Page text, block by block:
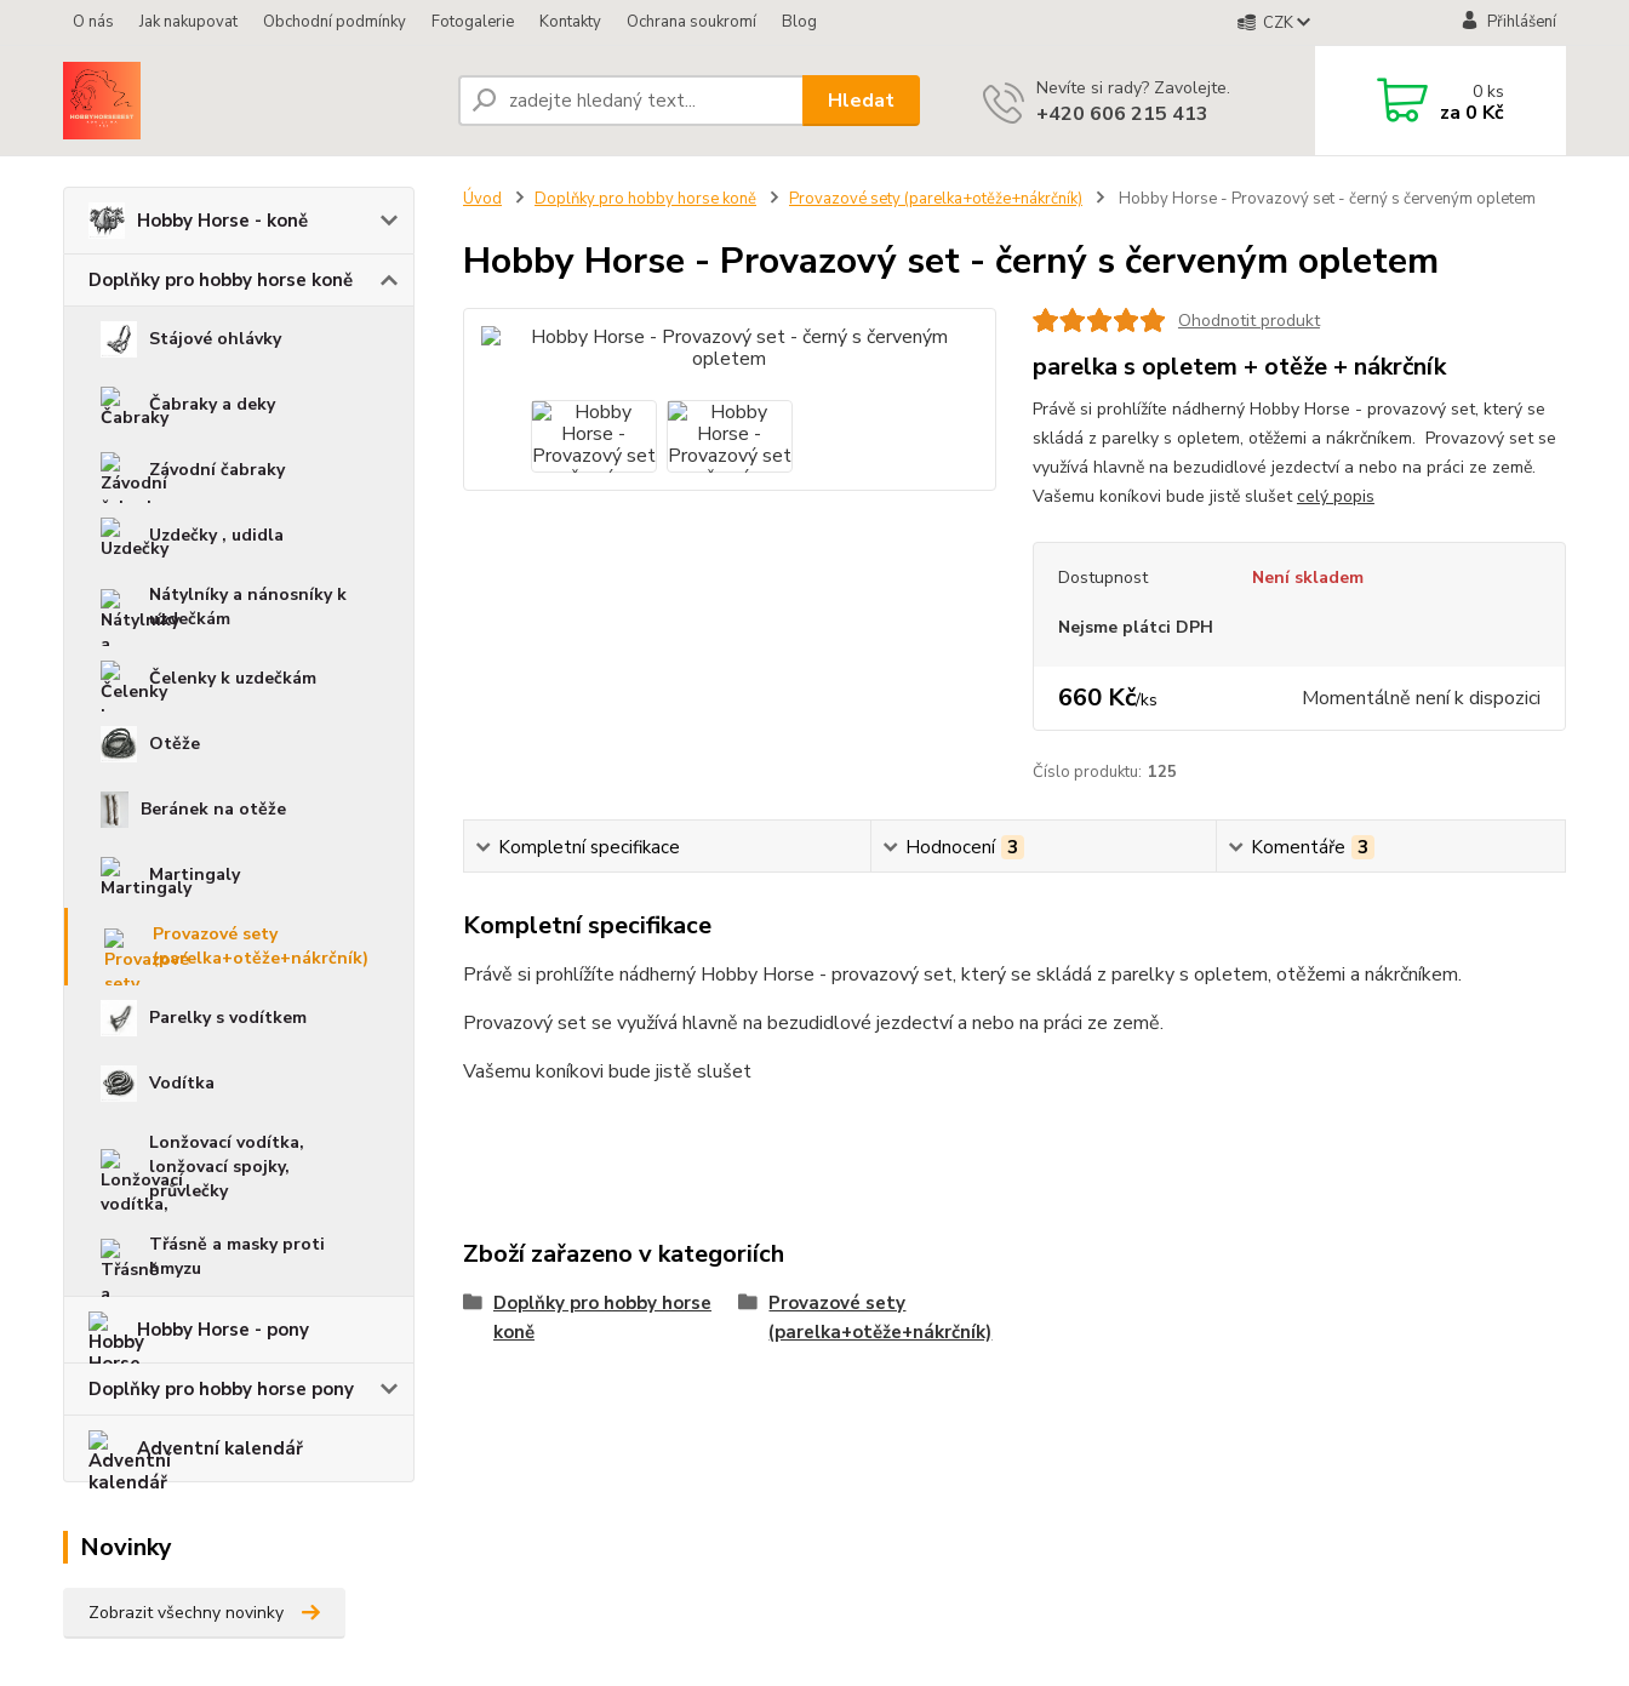
O nás Jak nakupovat Obchodní podmínky Fotogalerie Kontakty Ochrana soukromí Blog CZK Přihlášení
Hledat Nevíte si rady? Zavolejte.
+420 606 215 413
0ks
za 0 Kč
Hobby Horse - koně
Doplňky pro hobby horse koně
Stájové ohlávky
Čabraky a deky
Závodní čabraky
Uzdečky , udidla
Nátylníky a nánosníky k
uzdečkám
Čelenky k uzdečkám
Otěže
Beránek na otěže
Martingaly
Provazové sety
(parelka+otěže+nákrčník)
Parelky s vodítkem
Vodítka
Lonžovací vodítka,
lonžovací spojky,
průvlečky
Třásně a masky proti
hmyzu
Hobby Horse - pony
Doplňky pro hobby horse pony
Adventní kalendář
Novinky
Zobrazit všechny novinky
Úvod Doplňky pro hobby horse koně Provazové sety (parelka+otěže+nákrčník) Hobby Horse - Provazový set - černý s červeným opletem
Hobby Horse - Provazový set - černý s červeným opletem
Ohodnotit produkt
parelka s opletem + otěže + nákrčník
Právě si prohlížíte nádherný Hobby Horse - provazový set, který se
skládá z parelky s opletem, otěžemi a nákrčníkem. Provazový set se
využívá hlavně na bezudidlové jezdectví a nebo na práci ze země.
Vašemu koníkovi bude jistě slušetcelý popis
Dostupnost Není skladem
Nejsme plátci DPH
660 Kč/ks Momentálně není k dispozici
Číslo produktu: 125
Kompletní specifikace Hodnocení 3 Komentáře 3
Kompletní specifikace
Právě si prohlížíte nádherný Hobby Horse - provazový set, který se skládá z parelky s opletem, otěžemi a nákrčníkem.
Provazový set se využívá hlavně na bezudidlové jezdectví a nebo na práci ze země.
Vašemu koníkovi bude jistě slušet
Zboží zařazeno v kategoriích
Doplňky pro hobby horse
koně
Provazové sety
(parelka+otěže+nákrčník)